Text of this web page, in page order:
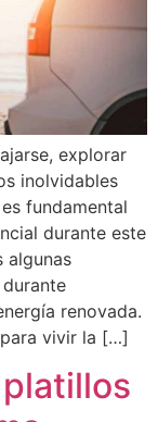
explorar
inolvidables
fundamental
durante este
algunas
renovada.
vivir la […]